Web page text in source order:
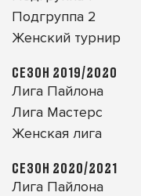
Подгруппа 2
Женский турнир
СЕЗОН 2019/2020
Лига Пайлона
Лига Мастерс
Женская лига
СЕЗОН 2020/2021
Лига Пайлона